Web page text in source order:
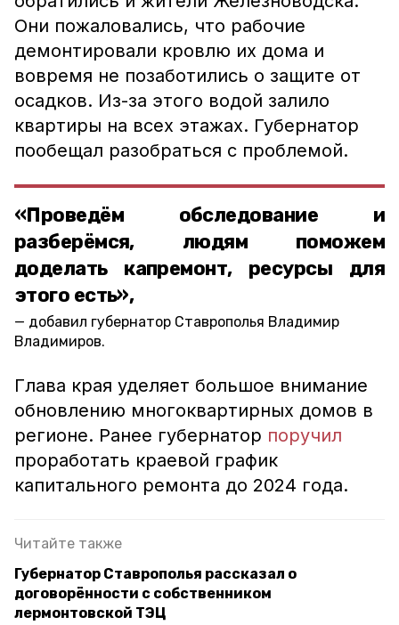
Они пожаловались, что рабочие
демонтировали кровлю их дома и
вовремя не позаботились о защите от
осадков. Из-за этого водой залило
квартиры на всех этажах. Губернатор
пообещал разобраться с проблемой.
«Проведём обследование и
разберёмся, людям поможем
доделать капремонт, ресурсы для
этого есть»,
добавил губернатор Ставрополья Владимир
Владимиров.
Глава края уделяет большое внимание
обновлению многоквартирных домов в
регионе. Ранее губернатор поручил
проработать краевой график
капитального ремонта до 2024 года.
Читайте также
Губернатор Ставрополья рассказал о
договорённости с собственником
лермонтовской ТЭЦ